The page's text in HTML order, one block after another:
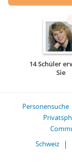
14 Schüler
Sie
Personensuche
Schweiz